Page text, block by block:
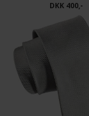
DKK 400,-